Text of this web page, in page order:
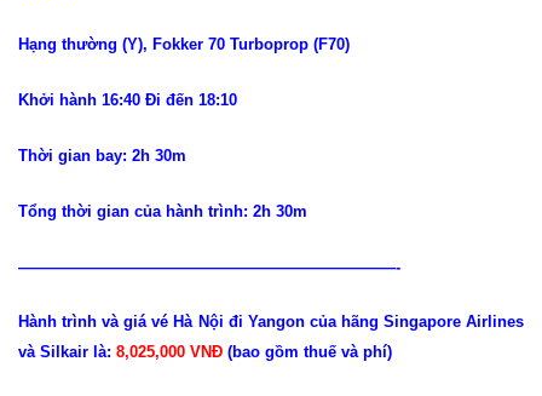
Hạng thường (Y), Fokker 70 Turboprop (F70)
Khởi hành 16:40 Đi đến 18:10
Thời gian bay: 2h 30m
Tổng thời gian của hành trình: 2h 30m
————————————————————————-
Hành trình và giá vé Hà Nội đi Yangon của hãng Singapore Airlines
và Silkair là: 8,025,000 VNĐ (bao gồm thuế và phí)